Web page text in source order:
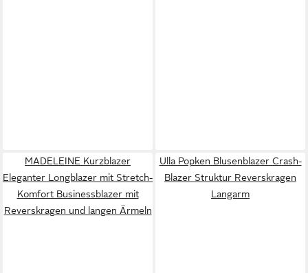
MADELEINE Kurzblazer
Eleganter Longblazer mit Stretch-
Komfort Businessblazer mit
Reverskragen und langen Ärmeln
Ulla Popken Blusenblazer Crash-
Blazer Struktur Reverskragen
Langarm